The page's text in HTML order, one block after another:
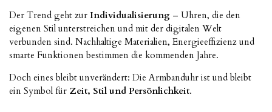
Der Trend geht zur Individualisierung – Uhren, die den
eigenen Stil unterstreichen und mit der digitalen Welt
verbunden sind. Nachhaltige Materialien, Energieeffizienz und
smarte Funktionen bestimmen die kommenden Jahre.
Doch eines bleibt unverändert: Die Armbanduhr ist und bleibt
ein Symbol für Zeit, Stil und Persönlichkeit.